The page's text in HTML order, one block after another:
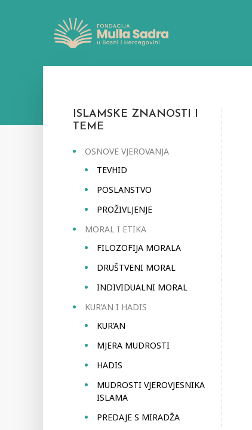
ISLAMSKE ZNANOSTI I
TEME
OSNOVE VJEROVANJA
TEVHID
POSLANSTVO
PROŽIVLJENJE
MORAL I ETIKA
FILOZOFIJA MORALA
DRUŠTVENI MORAL
INDIVIDUALNI MORAL
KUR’AN I HADIS
KUR’AN
MJERA MUDROSTI
HADIS
MUDROSTI VJEROVJESNIKA
ISLAMA
PREDAJE S MIRADŽA